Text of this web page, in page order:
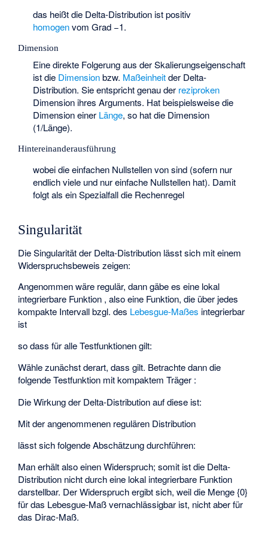
das heißt die Delta-Distribution ist positiv
homogenvom Grad −1.
Dimension
Eine direkte Folgerung aus der Skalierungseigenschaft
ist die Dimensionbzw. Maßeinheitder Delta-
Distribution. Sie entspricht genau der reziproken
Dimension ihres Arguments. Hatbeispielsweise die
Dimension einer Länge, so hatdie Dimension
(1/Länge).
Hintereinanderausführung
wobeidie einfachen Nullstellen vonsind (sofern nur
endlich viele und nur einfache Nullstellen hat). Damit
folgt als ein Spezialfall die Rechenregel
Singularität
Die Singularität der Delta-Distribution lässt sich mit einem
Widerspruchsbeweis zeigen:
Angenommenwäre regulär, dann gäbe es eine lokal
integrierbare Funktion , also eine Funktion, die über jedes
kompakte Intervallbzgl. des Lebesgue-Maßes integrierbar
ist
so dass für alle Testfunktionengilt:
Wähle zunächstderart, dassgilt. Betrachte dann die
folgende Testfunktion mit kompaktem Träger :
Die Wirkung der Delta-Distribution auf diese ist:
Mit der angenommenen regulären Distribution
lässt sich folgende Abschätzung durchführen:
Man erhält also einen Widerspruch; somit ist die Delta-
Distribution nicht durch eine lokal integrierbare Funktion
darstellbar. Der Widerspruch ergibt sich, weil die Menge {0}
für das Lebesgue-Maß vernachlässigbar ist, nicht aber für
das Dirac-Maß.